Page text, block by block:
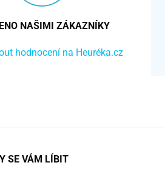
NAŠIMI ZÁKAZNÍKY
hodnocení na Heuréka.cz
SE VÁM LÍBIT